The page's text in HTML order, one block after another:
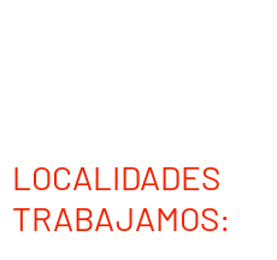
TRABAJAMOS: